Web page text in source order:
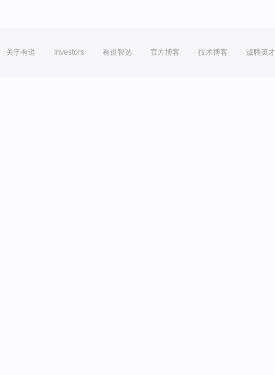
关于有道 Investors 有道智选 官方博客 技术博客 诚聘英才